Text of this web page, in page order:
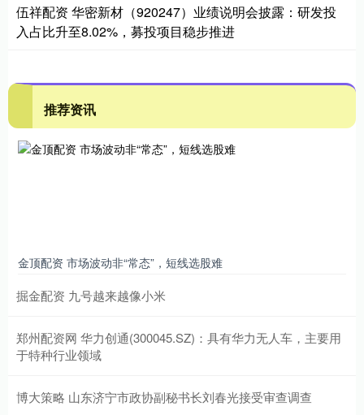
伍祥配资 华密新材（920247）业绩说明会披露：研发投
入占比升至8.02%，募投项目稳步推进
推荐资讯
金顶配资 市场波动非“常态”，短线选股难
掘金配资 九号越来越像小米
郑州配资网 华力创通(300045.SZ)：具有华力无人车，主要用
于特种行业领域
博大策略 山东济宁市政协副秘书长刘春光接受审查调查